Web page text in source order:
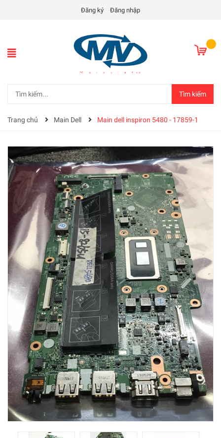
Đăng ký Đăng nhập
Tìm kiếm
Trang chủ Main Dell Main dell inspiron 5480 - 17859-1